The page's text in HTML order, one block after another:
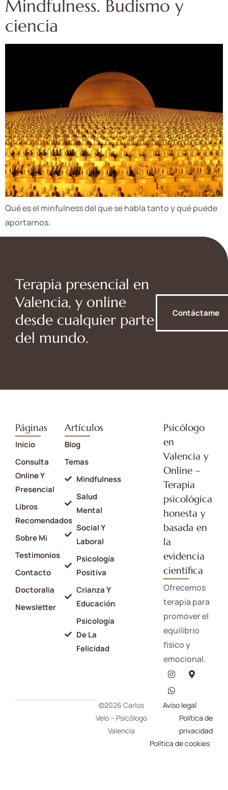
Mindfulness. Budismo y
ciencia
Qué es el minfulness del que se habla tanto y qué puede
aportarnos.
Terapia presencial en
Valencia, y online
desde cualquier parte
del mundo.
Contáctame
Páginas
Inicio
Consulta
Online Y
Presencial
Libros
Recomendados
Sobre Mi
Testimonios
Contacto
Doctoralia
Newsletter
Artículos
Blog
Temas
Mindfulness
Salud
Mental
Social Y
Laboral
Psicología
Positiva
Crianza Y
Educación
Psicología
De La
Felicidad
Psicólogo
en
Valencia y
Online –
Terapia
psicológica
honesta y
basada en
la
evidencia
científica
Ofrecemos
terapia para
promover el
equilibrio
físico y
emocional.
©2026 Carlos
Velo – Psicólogo
Valencia
Aviso legal
Política de
privacidad
Política de cookies